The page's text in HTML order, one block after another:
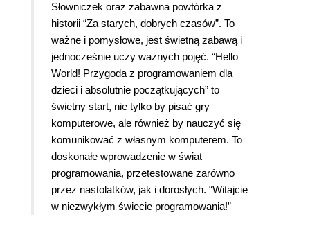
Słowniczek oraz zabawna powtórka z
historii “Za starych, dobrych czasów”. To
ważne i pomysłowe, jest świetną zabawą i
jednocześnie uczy ważnych pojęć. “Hello
World! Przygoda z programowaniem dla
dzieci i absolutnie początkujących” to
świetny start, nie tylko by pisać gry
komputerowe, ale również by nauczyć się
komunikować z własnym komputerem. To
doskonałe wprowadzenie w świat
programowania, przetestowane zarówno
przez nastolatków, jak i dorosłych. “Witajcie
w niezwykłym świecie programowania!”